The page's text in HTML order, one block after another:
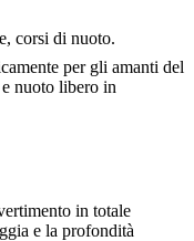
corsi di nuoto.
per gli amanti del
nuoto libero in
in totale
e la profondità